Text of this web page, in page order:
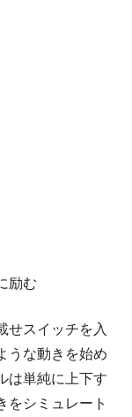
励む
せスイッチを入
うな動きを始め
は単純に上下す
をシミュレート